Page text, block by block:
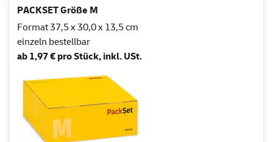
PACKSET Größe M
Format 37,5 x 30,0 x 13,5 cm
einzeln bestellbar
ab 1,97 € pro Stück, inkl. USt.